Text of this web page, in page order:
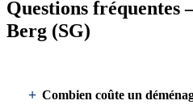
Questions fréquentes
Berg (SG)
Combien coûte un